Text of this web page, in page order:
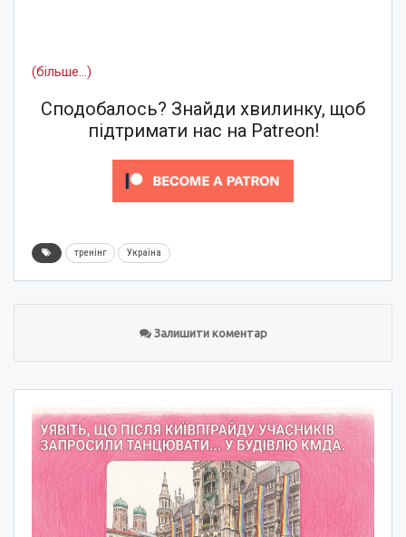
(більше…)
Сподобалось? Знайди хвилинку, щоб
підтримати нас на Patreon!
тренінг Україна
Залишити коментар